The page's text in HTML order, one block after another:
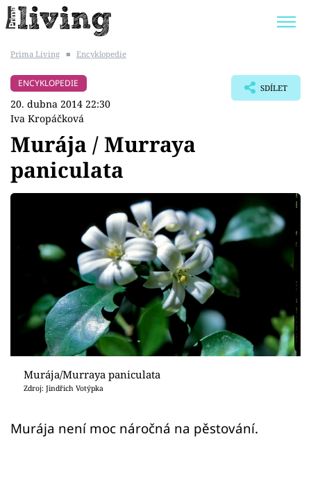
BYDLENÍ SLAVNÝCH
Témata
Zahrada
Sledujte prima+
Přihlášení
Prima Living ■ Encyklopedie
ENCYKLOPEDIE
20. dubna 2014 22:30
Iva Kropáčková
SDÍLET
Murája / Murraya
paniculata
Murája/Murraya paniculata
Zdroj: Jindřich Votýpka
Murája není moc náročná na pěstování.